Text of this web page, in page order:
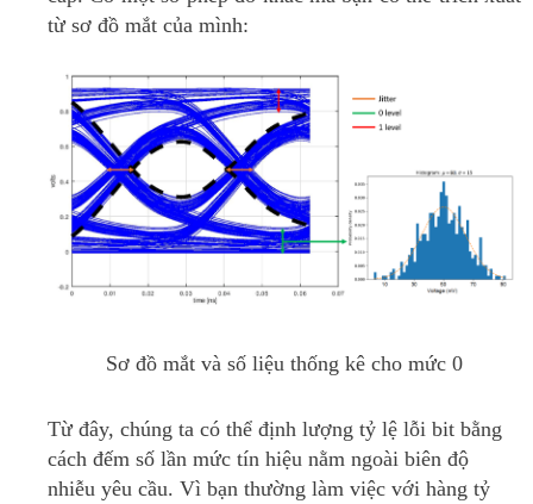
từ ​​sơ đồ mắt của mình:
Sơ đồ mắt và số liệu thống kê cho mức 0
Từ đây, chúng ta có thể định lượng tỷ lệ lỗi bit bằng
cách đếm số lần mức tín hiệu nằm ngoài biên độ
nhiễu yêu cầu. Vì bạn thường làm việc với hàng tỷ